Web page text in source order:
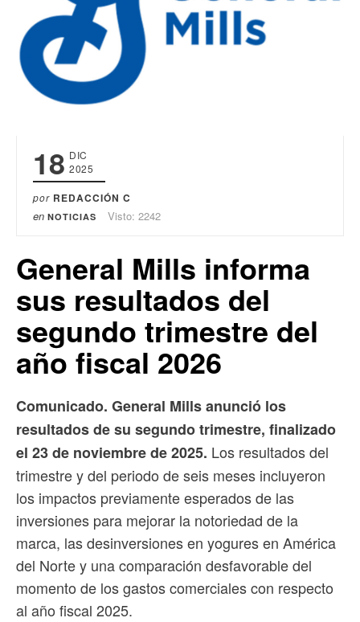
18 DIC
2025
por REDACCIÓN C
en NOTICIAS Visto: 2242
General Mills informa
sus resultados del
segundo trimestre del
año fiscal 2026
Comunicado. General Mills anunció los
resultados de su segundo trimestre, finalizado
el 23 de noviembre de 2025. Los resultados del
trimestre y del periodo de seis meses incluyeron
los impactos previamente esperados de las
inversiones para mejorar la notoriedad de la
marca, las desinversiones en yogures en América
del Norte y una comparación desfavorable del
momento de los gastos comerciales con respecto
al año fiscal 2025.